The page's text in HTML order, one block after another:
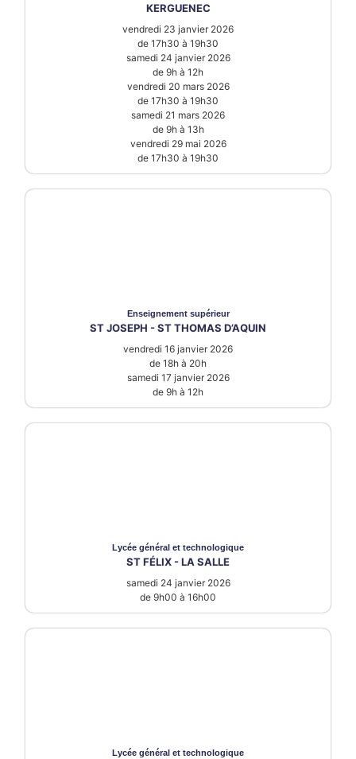
KERGUENEC
vendredi 23 janvier 2026
de 17h30 à 19h30
samedi 24 janvier 2026
de 9h à 12h
vendredi 20 mars 2026
de 17h30 à 19h30
samedi 21 mars 2026
de 9h à 13h
vendredi 29 mai 2026
de 17h30 à 19h30
Enseignement supérieur
ST JOSEPH - ST THOMAS D’AQUIN
vendredi 16 janvier 2026
de 18h à 20h
samedi 17 janvier 2026
de 9h à 12h
Lycée général et technologique
ST FÉLIX - LA SALLE
samedi 24 janvier 2026
de 9h00 à 16h00
Lycée général et technologique